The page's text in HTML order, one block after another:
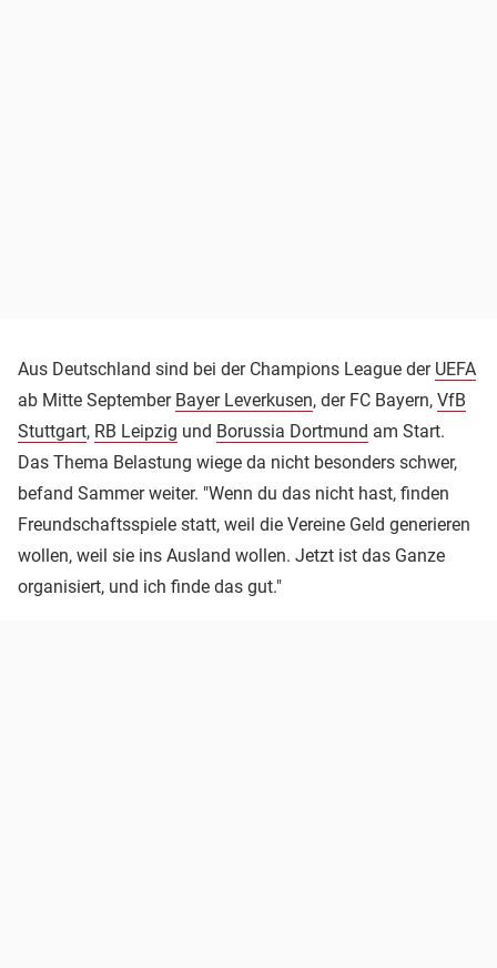
Aus Deutschland sind bei der Champions League der UEFA
ab Mitte September Bayer Leverkusen, der FC Bayern, VfB
Stuttgart, RB Leipzig und Borussia Dortmund am Start.
Das Thema Belastung wiege da nicht besonders schwer,
befand Sammer weiter. "Wenn du das nicht hast, finden
Freundschaftsspiele statt, weil die Vereine Geld generieren
wollen, weil sie ins Ausland wollen. Jetzt ist das Ganze
organisiert, und ich finde das gut."